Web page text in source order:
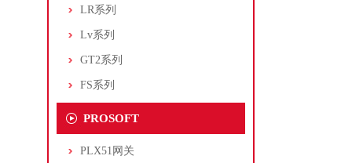
LR系列
Lv系列
GT2系列
FS系列
PROSOFT
PLX51网关